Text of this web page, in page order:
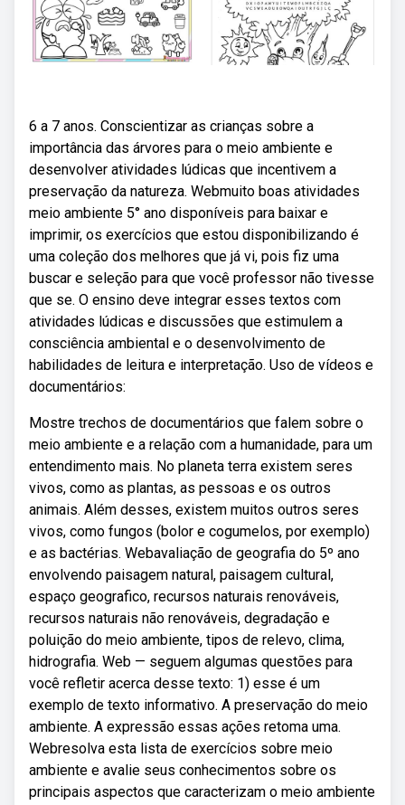
6 a 7 anos. Conscientizar as crianças sobre a
importância das árvores para o meio ambiente e
desenvolver atividades lúdicas que incentivem a
preservação da natureza. Webmuito boas atividades
meio ambiente 5° ano disponíveis para baixar e
imprimir, os exercícios que estou disponibilizando é
uma coleção dos melhores que já vi, pois fiz uma
buscar e seleção para que você professor não tivesse
que se. O ensino deve integrar esses textos com
atividades lúdicas e discussões que estimulem a
consciência ambiental e o desenvolvimento de
habilidades de leitura e interpretação. Uso de vídeos e
documentários:
Mostre trechos de documentários que falem sobre o
meio ambiente e a relação com a humanidade, para um
entendimento mais. No planeta terra existem seres
vivos, como as plantas, as pessoas e os outros
animais. Além desses, existem muitos outros seres
vivos, como fungos (bolor e cogumelos, por exemplo)
e as bactérias. Webavaliação de geografia do 5º ano
envolvendo paisagem natural, paisagem cultural,
espaço geografico, recursos naturais renováveis,
recursos naturais não renováveis, degradação e
poluição do meio ambiente, tipos de relevo, clima,
hidrografia. Web — seguem algumas questões para
você refletir acerca desse texto: 1) esse é um
exemplo de texto informativo. A preservação do meio
ambiente. A expressão essas ações retoma uma.
Webresolva esta lista de exercícios sobre meio
ambiente e avalie seus conhecimentos sobre os
principais aspectos que caracterizam o meio ambiente